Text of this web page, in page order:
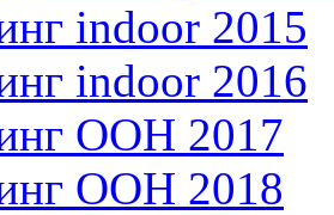
indoor 2015
indoor 2016
OOH 2017
OOH 2018